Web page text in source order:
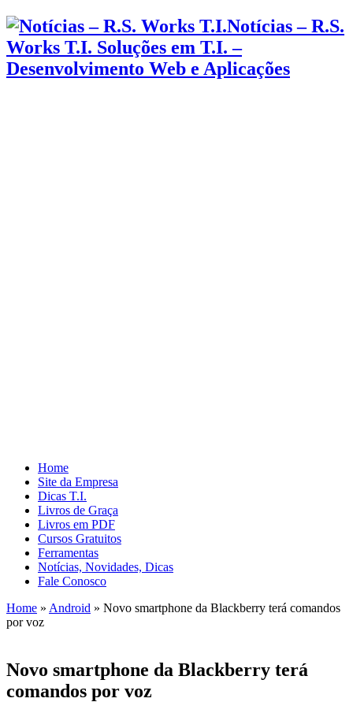
Notícias – R.S.
Works T.I. Soluções em T.I. –
Desenvolvimento Web e Aplicações
Home
Site da Empresa
Dicas T.I.
Livros de Graça
Livros em PDF
Cursos Gratuitos
Ferramentas
Notícias, Novidades, Dicas
Fale Conosco
Home » Android » Novo smartphone da Blackberry terá comandos
por voz
Novo smartphone da Blackberry terá
comandos por voz